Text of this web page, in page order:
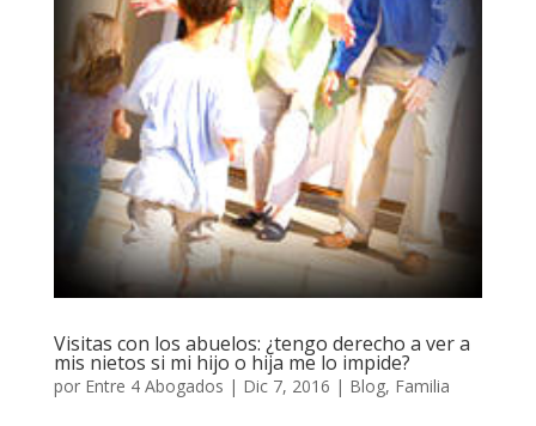
Visitas con los abuelos: ¿tengo derecho a ver a
mis nietos si mi hijo o hija me lo impide?
por Entre 4 Abogados | Dic 7, 2016 | Blog, Familia